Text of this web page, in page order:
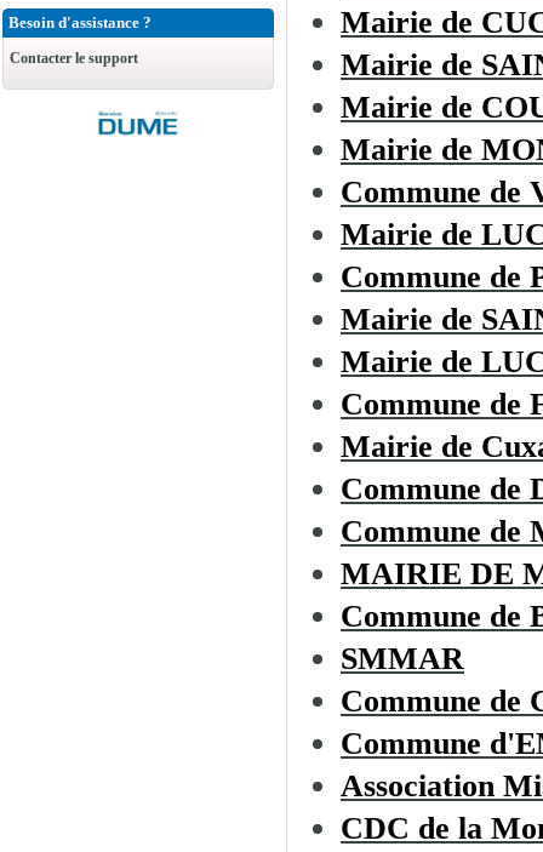
Besoin d'assistance ?
Contacter le support
Mairie de
Mairie de
Mairie de
Mairie de
Commune
Mairie de
Commune de
Mairie de
Mairie de
Commune de
Mairie de
Commune de
Commune de
MAIRIE DE
Commune de
SMMAR
Commune de
Commune
Association
CDC de la